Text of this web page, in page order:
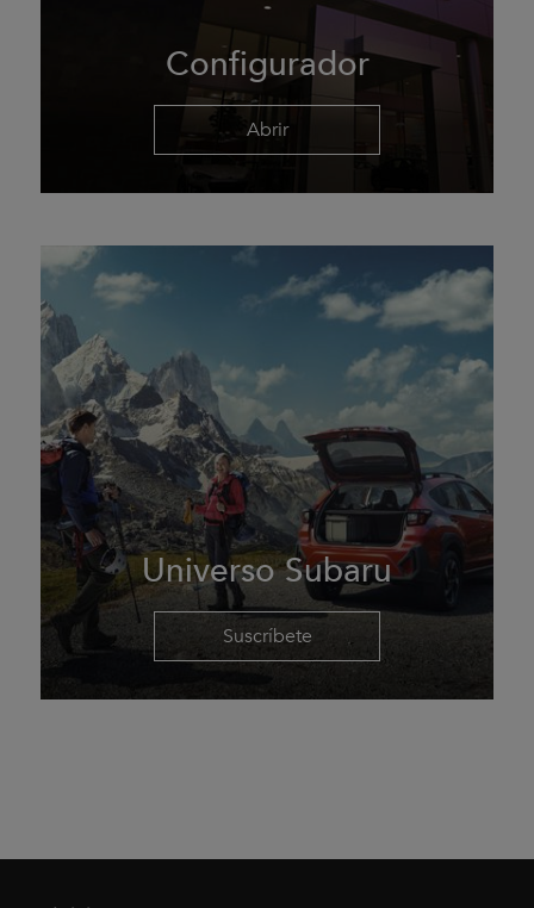
Configurador
Abrir
Universo Subaru
Suscríbete